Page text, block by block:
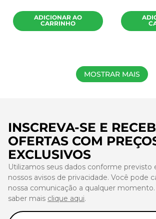
ADICIONAR AO
CARRINHO
MOSTRAR MAIS
INSCREVA-SE E
OFERTAS COM
EXCLUSIVOS
Utilizamos seus dados conforme previsto
nossos avisos de privacidade. Você pode
nossa comunicação a qualquer momento.
saber mais clique aqui.